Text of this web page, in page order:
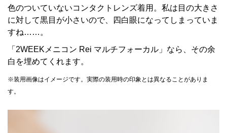
色のついていないコンタクトレンズ着用。私は目の大きさ
に対して黒目が小さいので、四白眼になってしまっていま
すね……。
「2WEEKメニコン Rei マルチフォーカル」なら、その余
白を埋めてくれます。
※装用画像はイメージです。実際の装用時の印象とは異なることがありま
す。